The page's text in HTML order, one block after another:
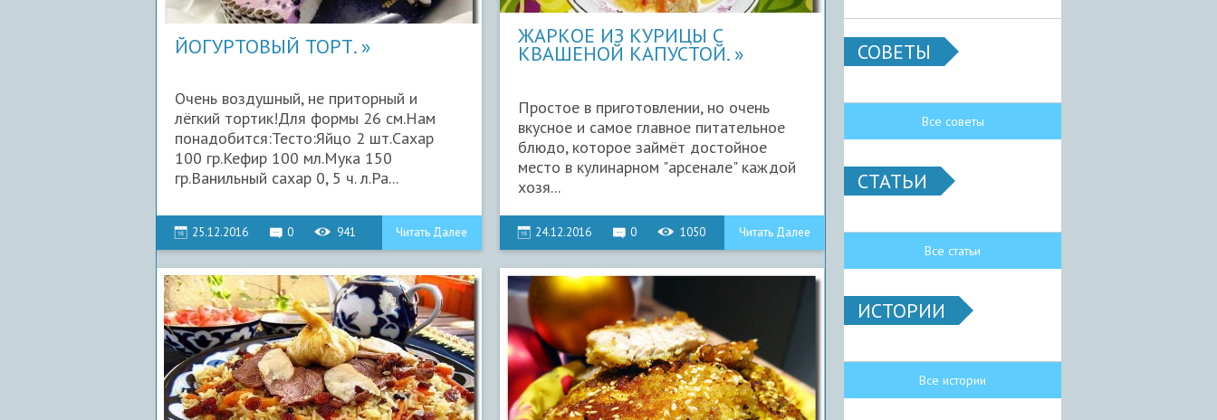
ЙОГУРТОВЫЙ ТОРТ.
Очень воздушный, не приторный и
лёгкий тортик!Для формы 26 см.Нам
понадобится:Тесто:Яйцо 2 шт.Сахар
100 гр.Кефир 100 мл.Мука 150
гр.Ванильный сахар 0, 5 ч. л.Ра...
25.12.2016 0 941 Читать Далее
ЖАРКОЕ ИЗ КУРИЦЫ С
КВАШЕНОЙ КАПУСТОЙ.
Простое в приготовлении, но очень
вкусное и самое главное питательное
блюдо, которое займёт достойное
место в кулинарном "арсенале" каждой
хозя...
24.12.2016 0 1050 Читать Далее
СОВЕТЫ
Все советы
СТАТЬИ
Все статьи
ИСТОРИИ
Все истории